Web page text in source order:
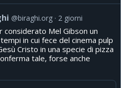
@biraghi.org 2 giorni
considerato Mel Gibson un
in cui fece del cinema pulp
Cristo in una specie di pizza
tale, forse anche